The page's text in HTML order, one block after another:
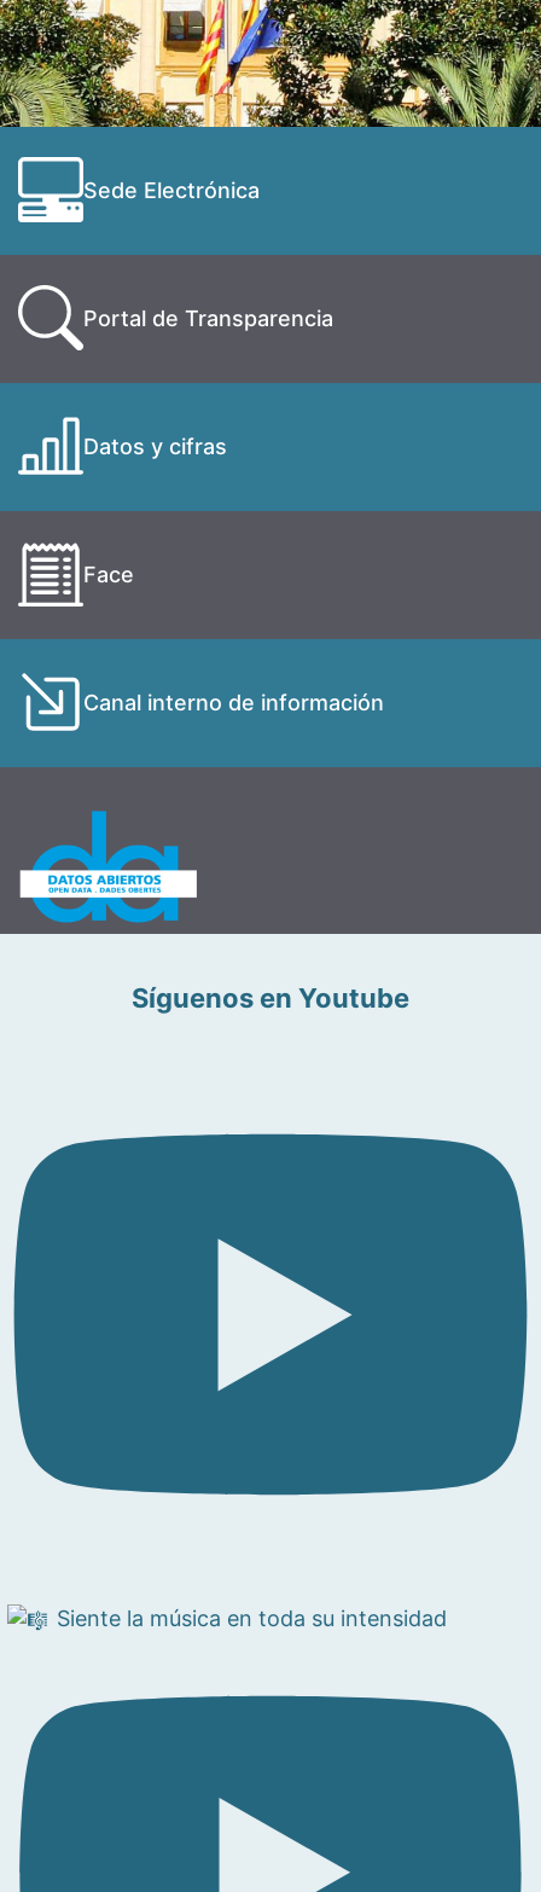
Sede Electrónica
Portal de Transparencia
Datos y cifras
Face
Canal interno de información
Síguenos en Youtube
Siente la música en toda su intensidad